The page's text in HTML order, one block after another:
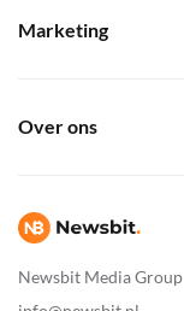
Newsbit Media Group
Marketing
Over ons